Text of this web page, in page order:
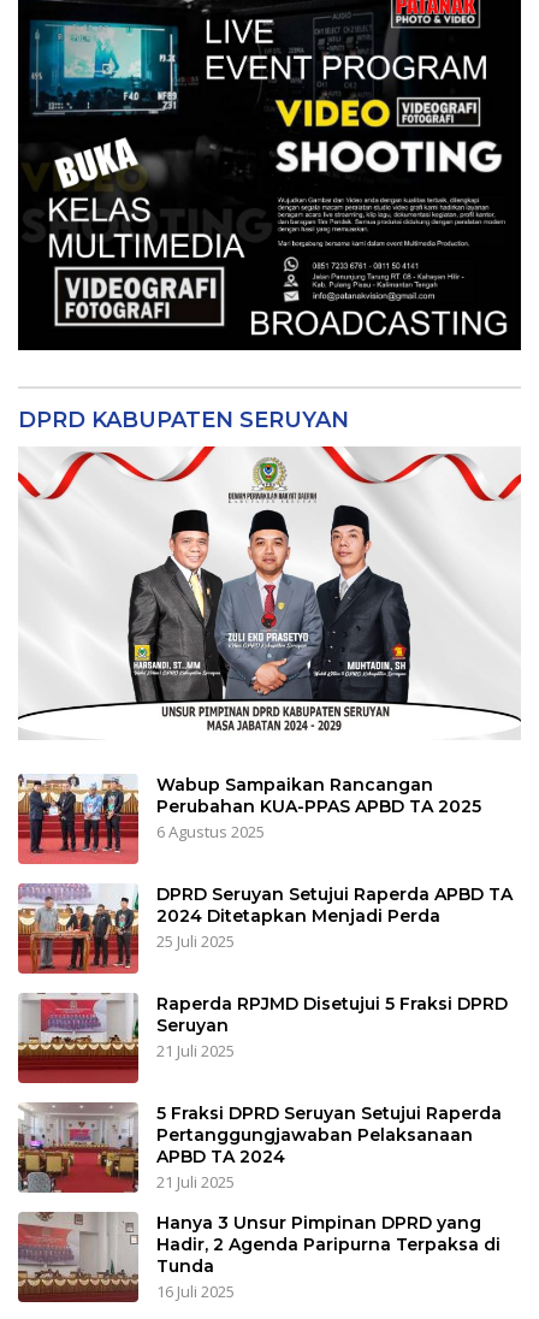
DPRD KABUPATEN SERUYAN
Wabup Sampaikan Rancangan
Perubahan KUA-PPAS APBD TA 2025
6 Agustus 2025
DPRD Seruyan Setujui Raperda APBD TA
2024 Ditetapkan Menjadi Perda
25 Juli 2025
Raperda RPJMD Disetujui 5 Fraksi DPRD
Seruyan
21 Juli 2025
5 Fraksi DPRD Seruyan Setujui Raperda
Pertanggungjawaban Pelaksanaan
APBD TA 2024
21 Juli 2025
Hanya 3 Unsur Pimpinan DPRD yang
Hadir, 2 Agenda Paripurna Terpaksa di
Tunda
16 Juli 2025